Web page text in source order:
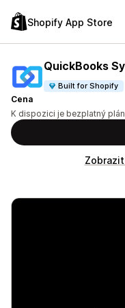
Shopify App Store
QuickBooks
Built for Shopify
Cena
K dispozici je bezplatný plán